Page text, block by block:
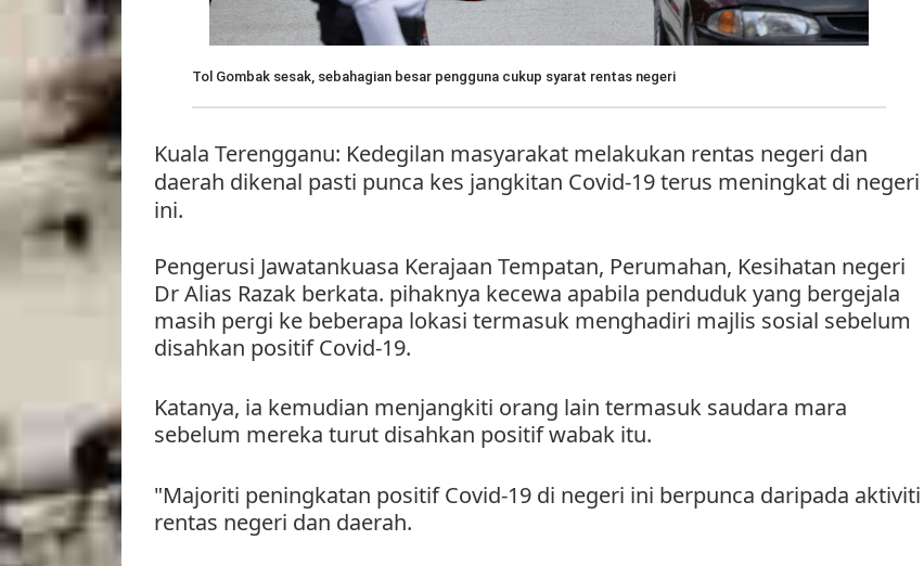
Tol Gombak sesak, sebahagian besar pengguna cukup syarat rentas negeri
Kuala Terengganu: Kedegilan masyarakat melakukan rentas negeri dan
daerah dikenal pasti punca kes jangkitan Covid-19 terus meningkat di negeri
ini.
Pengerusi Jawatankuasa Kerajaan Tempatan, Perumahan, Kesihatan negeri
Dr Alias Razak berkata. pihaknya kecewa apabila penduduk yang bergejala
masih pergi ke beberapa lokasi termasuk menghadiri majlis sosial sebelum
disahkan positif Covid-19.
Katanya, ia kemudian menjangkiti orang lain termasuk saudara mara
sebelum mereka turut disahkan positif wabak itu.
"Majoriti peningkatan positif Covid-19 di negeri ini berpunca daripada aktiviti
rentas negeri dan daerah.